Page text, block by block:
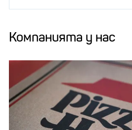
Компанията у нас